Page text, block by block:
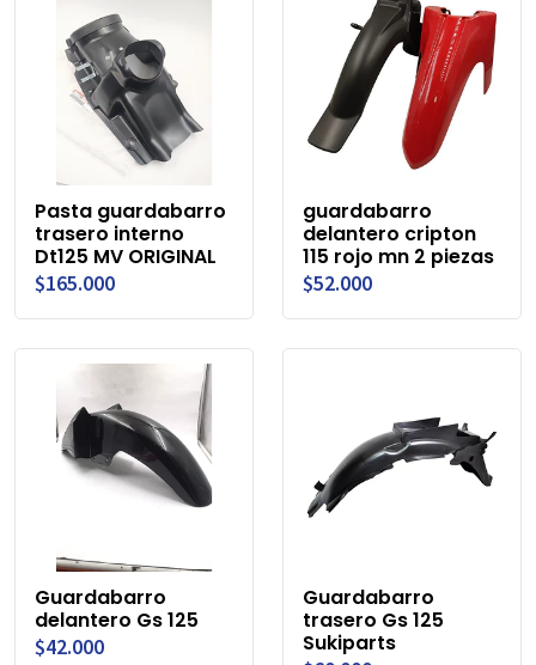
Pasta guardabarro
trasero interno
Dt125 MV ORIGINAL
$165.000
guardabarro
delantero cripton
115 rojo mn 2 piezas
$52.000
Guardabarro
delantero Gs 125
$42.000
Guardabarro
trasero Gs 125
Sukiparts